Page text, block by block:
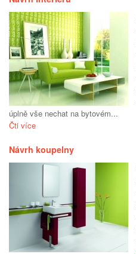
úplně vše nechat na bytovém...
Čti více
Návrh koupelny